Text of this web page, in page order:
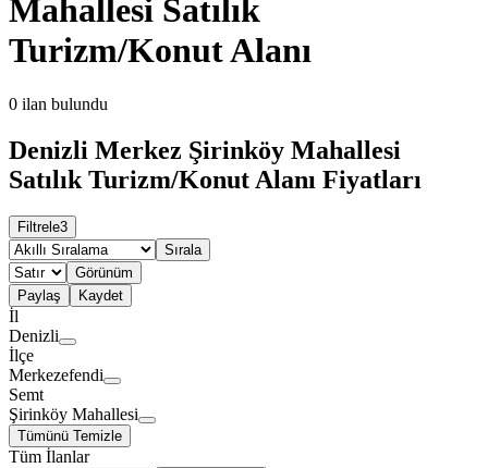
Mahallesi Satılık
Turizm/Konut Alanı
0 ilan bulundu
Denizli Merkez Şirinköy Mahallesi
Satılık Turizm/Konut Alanı Fiyatları
Filtrele3
Sırala
Görünüm
Paylaş
Kaydet
İl
Denizli
İlçe
Merkezefendi
Semt
Şirinköy Mahallesi
Tümünü Temizle
Tüm İlanlar